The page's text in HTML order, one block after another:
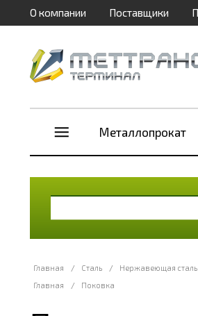
О компании Поставщики
Металлопрокат
Главная / Сталь /
Нержавеющая сталь
Главная
/ Поковка